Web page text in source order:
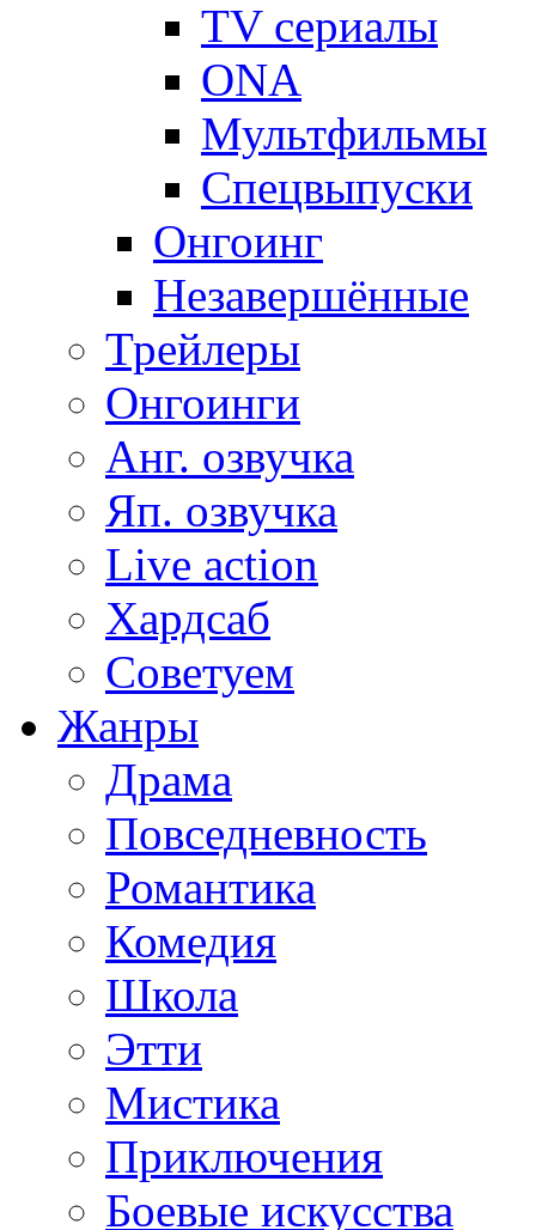
TV сериалы
ONA
Мультфильмы
Спецвыпуски
Онгоинг
Незавершённые
Трейлеры
Онгоинги
Анг. озвучка
Яп. озвучка
Live action
Хардсаб
Советуем
Жанры
Драма
Повседневность
Романтика
Комедия
Школа
Этти
Мистика
Приключения
Боевые искусства